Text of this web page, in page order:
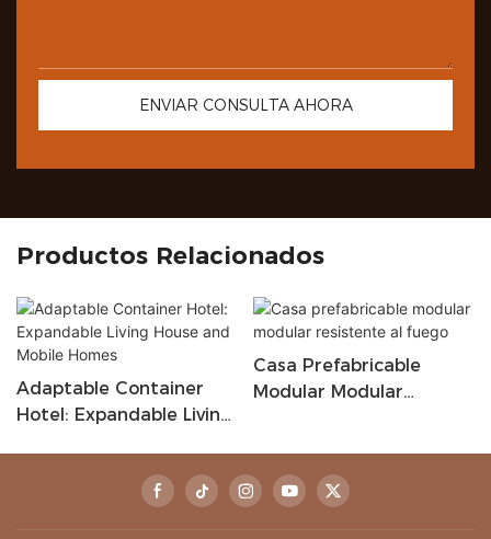
ENVIAR CONSULTA AHORA
Productos Relacionados
Adaptable Container
Hotel: Expandable Living
Casa Prefabricable
Modular Modular